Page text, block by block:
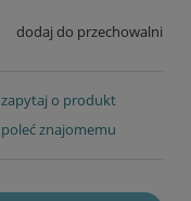
dodaj do przechowalni
zapytaj o produkt
poleć znajomemu